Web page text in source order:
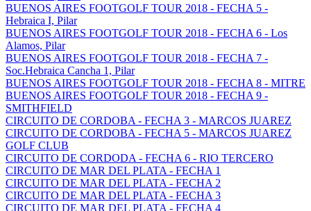
BUENOS AIRES FOOTGOLF TOUR 2018 - FECHA 5 -
Hebraica I, Pilar
BUENOS AIRES FOOTGOLF TOUR 2018 - FECHA 6 - Los
Alamos, Pilar
BUENOS AIRES FOOTGOLF TOUR 2018 - FECHA 7 -
Soc.Hebraica Cancha 1, Pilar
BUENOS AIRES FOOTGOLF TOUR 2018 - FECHA 8 - MITRE
BUENOS AIRES FOOTGOLF TOUR 2018 - FECHA 9 -
SMITHFIELD
CIRCUITO DE CORDOBA - FECHA 3 - MARCOS JUAREZ
CIRCUITO DE CORDOBA - FECHA 5 - MARCOS JUAREZ
GOLF CLUB
CIRCUITO DE CORDODA - FECHA 6 - RIO TERCERO
CIRCUITO DE MAR DEL PLATA - FECHA 1
CIRCUITO DE MAR DEL PLATA - FECHA 2
CIRCUITO DE MAR DEL PLATA - FECHA 3
CIRCUITO DE MAR DEL PLATA - FECHA 4